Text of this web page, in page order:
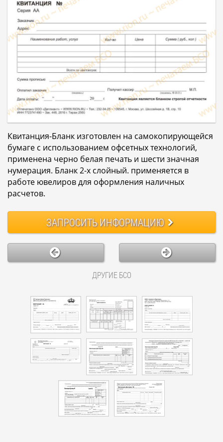
Квитанция-Бланк изготовлен на самокопирующейся
бумаге с использованием офсетных технологий,
применена черно белая печать и шести значная
нумерация. Бланк 2-х слойный. применяется в
работе ювелиров для оформления наличных
расчетов.
ЗАПРОСИТЬИНФОРМАЦИЮ
ДРУГИЕ БСО